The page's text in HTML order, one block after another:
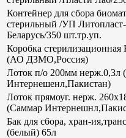
Контейнер для сбора
стерильный /УП
Беларусь/350 шт.тр.уп.
Коробка
(АО ДЗМО,Россия)
Лоток п/о 200мм нерж.0,3л
Интернешенл,Пакистан)
Лоток прямоуг. нерж.
(Саммар
Бак для сбора, хран-
(белый) 65л